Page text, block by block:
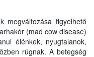
megváltozása figyelhető
(mad cow disease)
élénkek, nyugtalanok,
rúgnak. A betegség